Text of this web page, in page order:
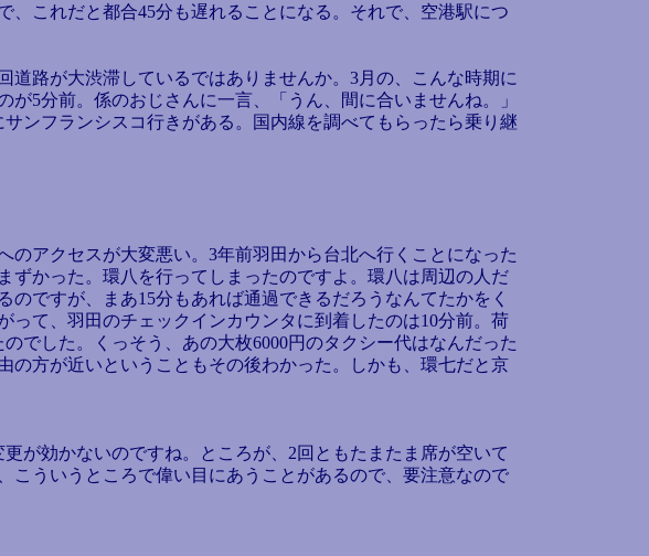
、これだと都合45分も遅れることになる。それで、空港駅につ
路が大渋滞しているではありませんか。3月の、こんな時期に
5分前。係のおじさんに一言、「うん、間に合いませんね。」
ンフランシスコ行きがある。国内線を調べてもらったら乗り継
アクセスが大変悪い。3年前羽田から台北へ行くことになった
かった。環八を行ってしまったのですよ。環八は周辺の人だ
ですが、まあ15分もあれば通過できるだろうなんてたかをく
って、羽田のチェックインカウンタに到着したのは10分前。荷
でした。くっそう、あの大枚6000円のタクシー代はなんだった
方が近いということもその後わかった。しかも、環七だと京
が効かないのですね。ところが、2回ともたまたま席が空いて
ういうところで偉い目にあうことがあるので、要注意なので